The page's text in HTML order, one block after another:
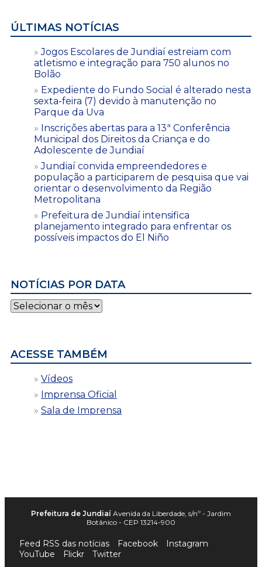
ÚLTIMAS NOTÍCIAS
Jogos Escolares de Jundiaí estreiam com
atletismo e integração para 750 alunos no
Bolão
Expediente do Fundo Social é alterado nesta
sexta-feira (7) devido à manutenção no
Parque da Uva
Inscrições abertas para a 13ª Conferência
Municipal dos Direitos da Criança e do
Adolescente de Jundiaí
Jundiaí convida empreendedores e
população a participarem de pesquisa que vai
orientar o desenvolvimento da Região
Metropolitana
Prefeitura de Jundiaí intensifica
planejamento integrado para enfrentar os
possíveis impactos do El Niño
NOTÍCIAS POR DATA
Notícias
por
ACESSE TAMBÉM
Vídeos
Imprensa Oficial
Sala de Imprensa
Prefeitura de Jundiaí Avenida da Liberdade, s/nº - Jardim
Botânico - CEP 13214-900
Feed RSS das notícias Facebook
Instagram
YouTube
Flickr Twitter